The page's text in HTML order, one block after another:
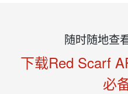
随时随地查
下载Red Scarf
必